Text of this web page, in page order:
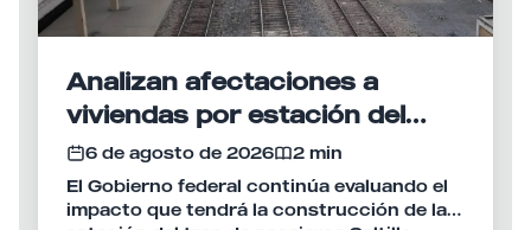
Analizan afectaciones a
viviendas por estación del
tren Saltillo-Monterrey
6 de agosto de 2026
2 min
El Gobierno federal continúa evaluando el
impacto que tendrá la construcción de la